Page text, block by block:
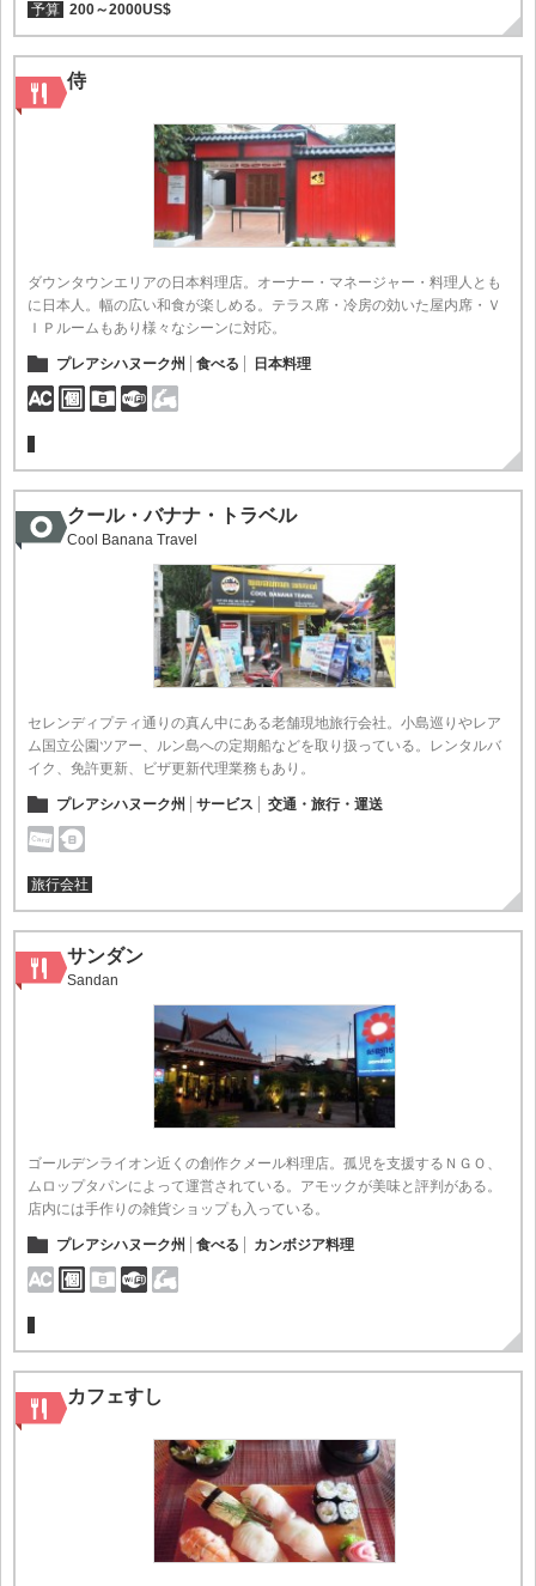
予算 200～2000US$
侍
ダウンタウンエリアの日本料理店。オーナー・マネージャー・料理人とも
に日本人。幅の広い和食が楽しめる。テラス席・冷房の効いた屋内席・Ｖ
ＩＰルームもあり様々なシーンに対応。
プレアシハヌーク州 食べる 日本料理
クール・バナナ・トラベル
Cool Banana Travel
セレンディプティ通りの真ん中にある老舗現地旅行会社。小島巡りやレア
ム国立公園ツアー、ルン島への定期船などを取り扱っている。レンタルバ
イク、免許更新、ビザ更新代理業務もあり。
プレアシハヌーク州 サービス 交通・旅行・運送
旅行会社
サンダン
Sandan
ゴールデンライオン近くの創作クメール料理店。孤児を支援するＮＧＯ、
ムロップタパンによって運営されている。アモックが美味と評判がある。
店内には手作りの雑貨ショップも入っている。
プレアシハヌーク州 食べる カンボジア料理
カフェすし